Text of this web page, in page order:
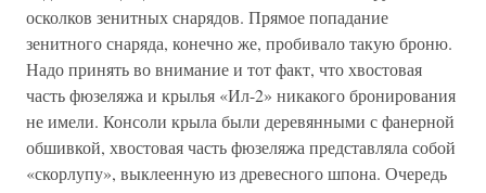
осколков зенитных снарядов. Прямое попадание
зенитного снаряда, конечно же, пробивало такую броню.
Надо принять во внимание и тот факт, что хвостовая
часть фюзеляжа и крылья «Ил-2» никакого бронирования
не имели. Консоли крыла были деревянными с фанерной
обшивкой, хвостовая часть фюзеляжа представляла собой
«скорлупу», выклеенную из древесного шпона. Очередь